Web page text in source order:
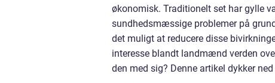
økonomisk. Traditionelt set har gylle
sundhedsmæssige problemer på
det muligt at reducere disse
interesse blandt landmænd verden
den med sig? Denne artikel dykker